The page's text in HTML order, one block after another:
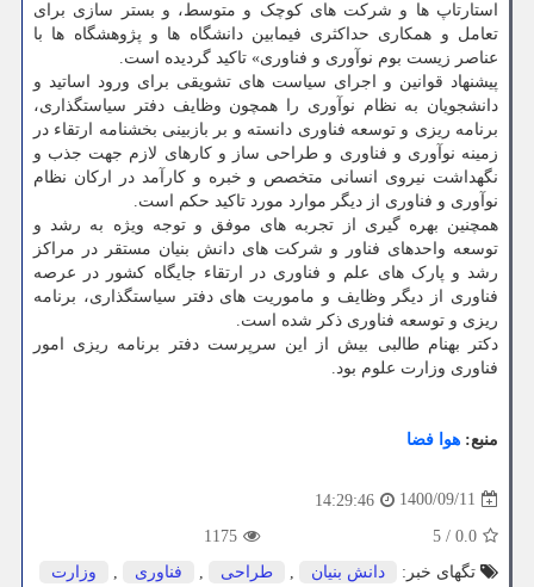
استارتاپ ها و شرکت های کوچک و متوسط، و بستر سازی برای
تعامل و همکاری حداکثری فیمابین دانشگاه ها و پژوهشگاه ها با
عناصر زیست بوم نوآوری و فناوری» تاکید گردیده است.
پیشنهاد قوانین و اجرای سیاست های تشویقی برای ورود اساتید و
دانشجویان به نظام نوآوری را همچون وظایف دفتر سیاستگذاری،
برنامه ریزی و توسعه فناوری دانسته و بر بازبینی بخشنامه ارتقاء در
زمینه نوآوری و فناوری و طراحی ساز و کارهای لازم جهت جذب و
نگهداشت نیروی انسانی متخصص و خبره و کارآمد در ارکان نظام
نوآوری و فناوری از دیگر موارد مورد تاکید حکم است.
همچنین بهره گیری از تجربه های موفق و توجه ویژه به رشد و
توسعه واحدهای فناور و شرکت های دانش بنیان مستقر در مراکز
رشد و پارک های علم و فناوری در ارتقاء جایگاه کشور در عرصه
فناوری از دیگر وظایف و ماموریت های دفتر سیاستگذاری، برنامه
ریزی و توسعه فناوری ذکر شده است.
دکتر بهنام طالبی بیش از این سرپرست دفتر برنامه ریزی امور
فناوری وزارت علوم بود.
منبع: هوا فضا
1400/09/11
14:29:46
0.0
/
5
1175
تگهای خبر:
دانش بنیان , طراحی , فناوری , وزارت